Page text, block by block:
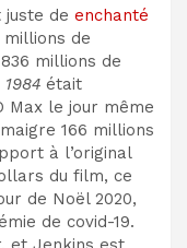
juste de enchanté
de
836 millions de
était
Max le jour même
166 millions
à l’original
du film, ce
de Noël 2020,
de covid-19.